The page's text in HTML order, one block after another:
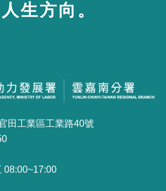
生方向。
田工業區工業路40號
08:00~17:00